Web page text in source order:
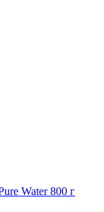
Water 800 г